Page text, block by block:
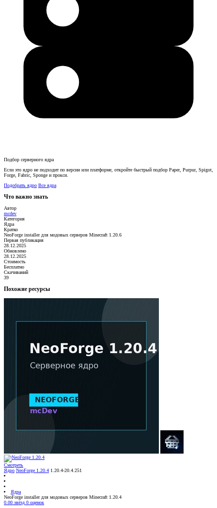
Подбор серверного ядра
Если это ядро не подходит по версии или платформе, откройте быстрый подбор Paper, Purpur, Spigot,
Forge, Fabric, Sponge и прокси.
Подобрать ядро Все ядра
Что важно знать
Автор
mcdev
Категория
Ядра
Кратко
NeoForge installer для модовых серверов Minecraft 1.20.6
Первая публикация
28.12.2025
Обновлено
28.12.2025
Стоимость
Бесплатно
Скачиваний
39
Похожие ресурсы
Смотреть
Ядро NeoForge 1.20.4 1.20.4-20.4.251
Ядра
NeoForge installer для модовых серверов Minecraft 1.20.4
0.00 звёзд 0 оценок